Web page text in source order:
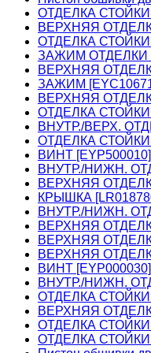
ОТДЕЛКА СТОЙКИ
ВЕРХНЯЯ
ОТДЕЛКА СТОЙКИ
ЗАЖИМ ОТДЕЛКИ
ВЕРХНЯЯ
ЗАЖИМ
ВЕРХНЯЯ
ОТДЕЛКА СТОЙКИ
ВНУТР./ВЕРХ.
ОТДЕЛКА СТОЙКИ
ВИНТ [EYP500010]
ВНУТР./НИЖН.
ВЕРХНЯЯ
КРЫШКА
ВНУТР./НИЖН.
ВЕРХНЯЯ
ВЕРХНЯЯ
ВЕРХНЯЯ
ВИНТ [EYP000030]
ВНУТР./НИЖН.
ОТДЕЛКА СТОЙКИ
ВЕРХНЯЯ
ОТДЕЛКА СТОЙКИ
ОТДЕЛКА СТОЙКИ